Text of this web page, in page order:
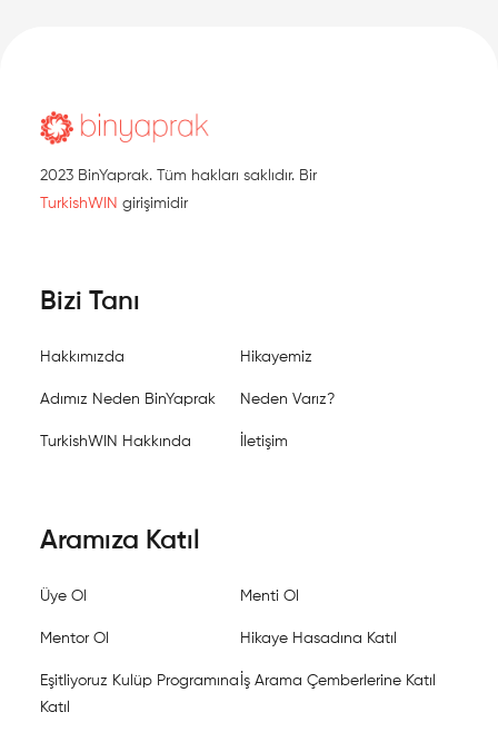
2023 BinYaprak. Tüm hakları saklıdır. Bir
TurkishWIN girişimidir
Bizi Tanı
Hakkımızda Hikayemiz
Adımız Neden BinYaprak Neden Varız?
TurkishWIN Hakkında İletişim
Aramıza Katıl
Üye Ol Menti Ol
Mentor Ol Hikaye Hasadına Katıl
Eşitliyoruz Kulüp Programına
Katıl
İş Arama Çemberlerine Katıl